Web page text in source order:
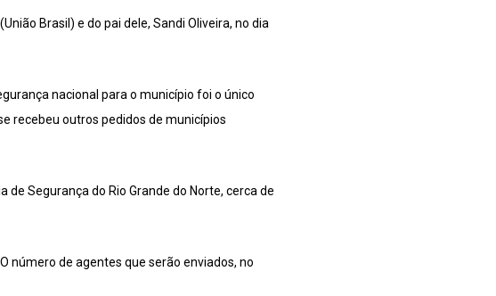
Brasil) e do pai dele, Sandi Oliveira, no dia
nacional para o município foi o único
recebeu outros pedidos de municípios
Segurança do Rio Grande do Norte, cerca de
número de agentes que serão enviados, no